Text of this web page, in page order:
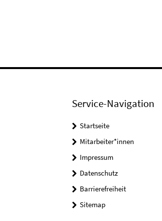
Service-Navigation
Startseite
Mitarbeiter*innen
Impressum
Datenschutz
Barrierefreiheit
Sitemap